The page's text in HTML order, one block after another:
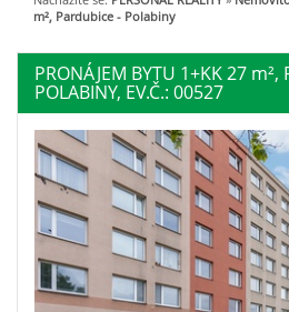
m², Pardubice - Polabiny
PRONÁJEM BYTU 1+KK 27 m²,
POLABINY, EV.Č.: 00527